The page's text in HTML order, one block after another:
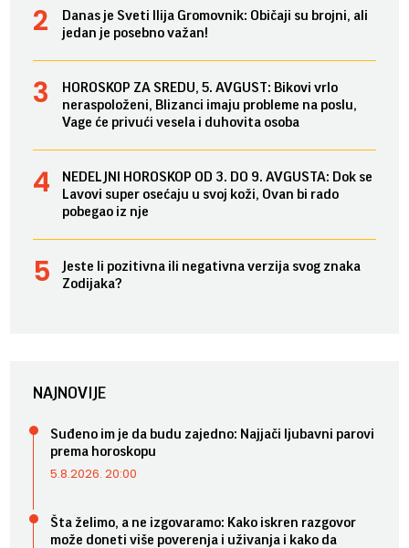
Danas je Sveti Ilija Gromovnik: Običaji su brojni, ali
jedan je posebno važan!
HOROSKOP ZA SREDU, 5. AVGUST: Bikovi vrlo
neraspoloženi, Blizanci imaju probleme na poslu,
Vage će privući vesela i duhovita osoba
NEDELJNI HOROSKOP OD 3. DO 9. AVGUSTA: Dok se
Lavovi super osećaju u svoj koži, Ovan bi rado
pobegao iz nje
Jeste li pozitivna ili negativna verzija svog znaka
Zodijaka?
NAJNOVIJE
Suđeno im je da budu zajedno: Najjači ljubavni parovi
prema horoskopu
5.8.2026. 20:00
Šta želimo, a ne izgovaramo: Kako iskren razgovor
može doneti više poverenja i uživanja i kako da